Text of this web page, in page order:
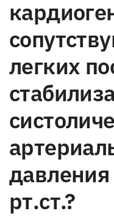
легких
рт.ст.?